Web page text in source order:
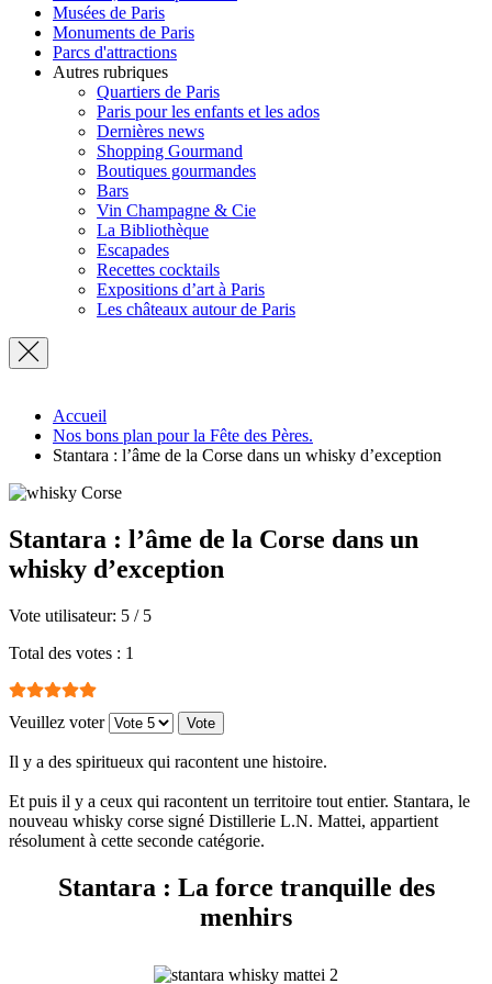
Musées de Paris
Monuments de Paris
Parcs d'attractions
Autres rubriques
Quartiers de Paris
Paris pour les enfants et les ados
Dernières news
Shopping Gourmand
Boutiques gourmandes
Bars
Vin Champagne & Cie
La Bibliothèque
Escapades
Recettes cocktails
Expositions d’art à Paris
Les châteaux autour de Paris
Accueil
Nos bons plan pour la Fête des Pères.
Stantara : l’âme de la Corse dans un whisky d’exception
Stantara : l’âme de la Corse dans un
whisky d’exception
Vote utilisateur: 5 / 5
Total des votes : 1
Veuillez voter
Il y a des spiritueux qui racontent une histoire.
Et puis il y a ceux qui racontent un territoire tout entier. Stantara, le
nouveau whisky corse signé Distillerie L.N. Mattei, appartient
résolument à cette seconde catégorie.
Stantara : La force tranquille des
menhirs